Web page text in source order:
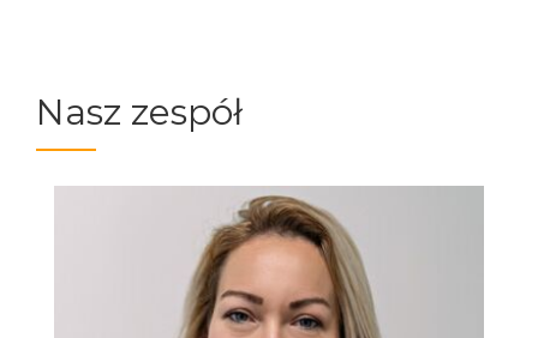
Nasz zespół